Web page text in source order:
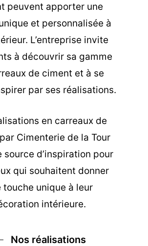
peuvent apporter une
et personnalisée à
L’entreprise invite
à découvrir sa gamme
de ciment et à se
par ses réalisations.
en carreaux de
par Cimenterie de la Tour
source d’inspiration pour
qui souhaitent donner
touche unique à leur
intérieure.
Nos réalisations